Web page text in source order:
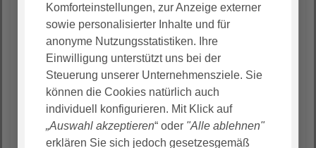
Es wurden keine Stellen gefunden
Komforteinstellungen, zur Anzeige externer
sowie personalisierter Inhalte und für
anonyme Nutzungsstatistiken. Ihre
Einwilligung unterstützt uns bei der
Steuerung unserer Unternehmensziele. Sie
können die Cookies natürlich auch
individuell konfigurieren. Mit Klick auf
„Auswahl akzeptieren“ oder "Alle ablehnen"
erklären Sie sich jedoch gesetzesgemäß